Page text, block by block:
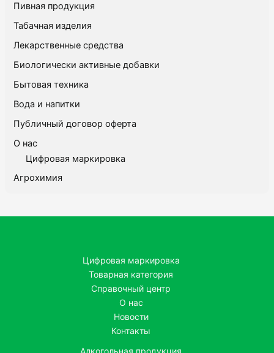
Пивная продукция
Табачная изделия
Лекарственные средства
Биологически активные добавки
Бытовая техника
Вода и напитки
Публичный договор оферта
О нас
Цифровая маркировка
Агрохимия
Цифровая маркировка
Товарная категория
Справочный центр
О нас
Новости
Контакты
Алкогольная продукция